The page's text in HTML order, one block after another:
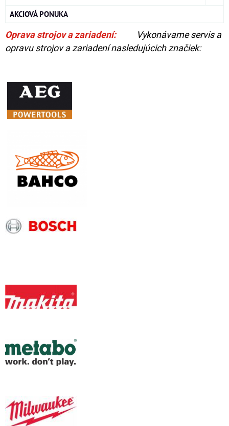
AKCIOVÁ PONUKA
Oprava strojov a zariadení:
Vykonávame servis a
opravu strojov a zariadení nasledujúcich značiek: